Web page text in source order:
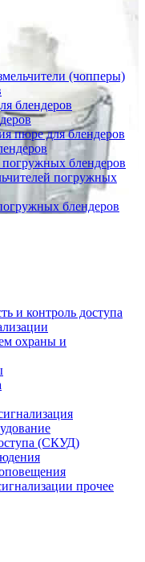
(чопперы)
блендеров
пюре для блендеров
погружных блендеров
погружных
блендеров
и контроль доступа
охраны и
(СКУД)
прочее